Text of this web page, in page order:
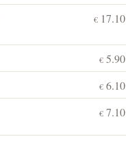
€ 17.10
€ 5.90
€ 6.10
€ 7.10